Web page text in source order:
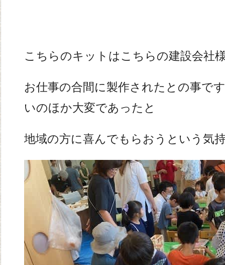
こちらのキットはこちらの建設会社
お仕事の合間に製作されたとの事で
いのほか大変であったと
地域の方に喜んでもらおうという気